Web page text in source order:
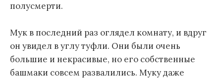
полусмерти.
Мук в последний раз оглядел комнату, и вдруг
он увидел в углу туфли. Они были очень
большие и некрасивые, но его собственные
башмаки совсем развалились. Муку даже